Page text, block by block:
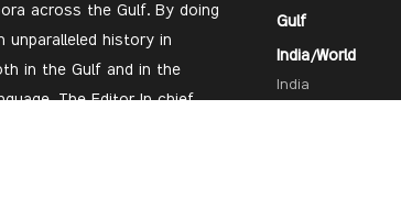
across the Gulf. By doing
unparalleled history in
in the Gulf and in the
The Editor In chief
Gulf
India/World
India